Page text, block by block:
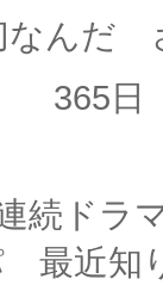
なんだ
365日
続ドラ
近知